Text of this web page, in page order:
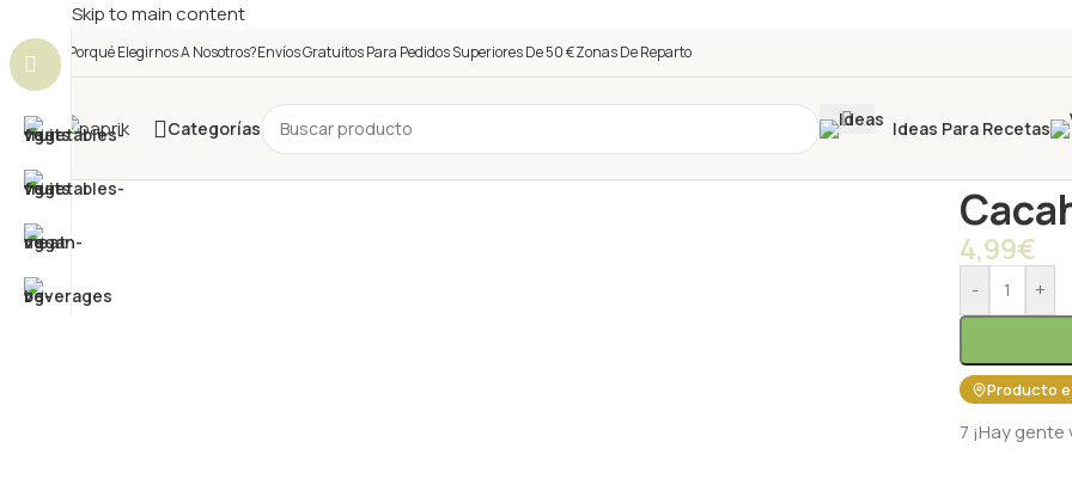
Skip to main content
¿Porqué Elegirnos A Nosotros?Envíos Gratuitos Para Pedidos Superiores De 50 €Zonas De Reparto
Categorías Ideas Para Recetas
4,99€
- +
Producto
7 ¡Hay